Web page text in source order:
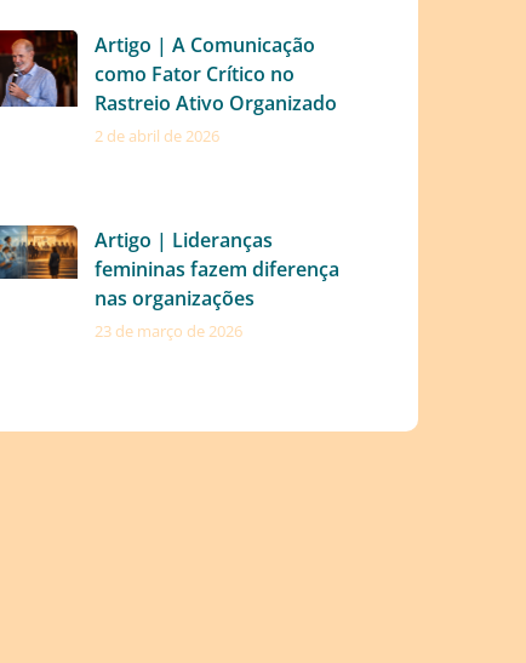
Artigo | A Comunicação
como Fator Crítico no
Rastreio Ativo Organizado
2 de abril de 2026
Artigo | Lideranças
femininas fazem diferença
nas organizações
23 de março de 2026